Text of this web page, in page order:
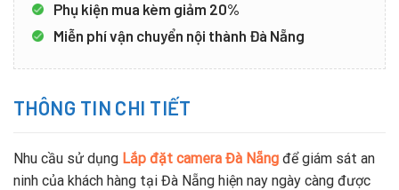
Phụ kiện mua kèm giảm 20%
Miễn phí vận chuyển nội thành Đà Nẵng
THÔNG TIN CHI TIẾT
Nhu cầu sử dụng Lắp đặt camera Đà Nẵng để giám sát an
ninh của khách hàng tại Đà Nẵng hiện nay ngày càng được